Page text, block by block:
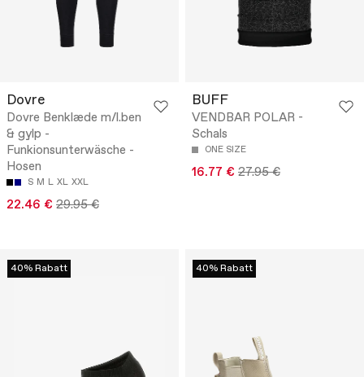
Dovre
Dovre Benklæde m/l.ben
& gylp -
Funkionsunterwäsche -
Hosen
S M L XL XXL
22.46 € 29.95 €
BUFF
VENDBAR POLAR -
Schals
ONE SIZE
16.77 € 27.95 €
40% Rabatt 40% Rabatt